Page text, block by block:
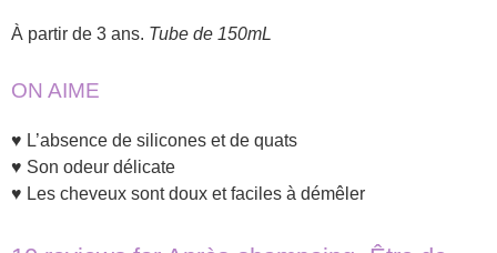
À partir de 3 ans. Tube de 150mL
ON AIME
♥ L’absence de silicones et de quats
♥ Son odeur délicate
♥ Les cheveux sont doux et faciles à démêler